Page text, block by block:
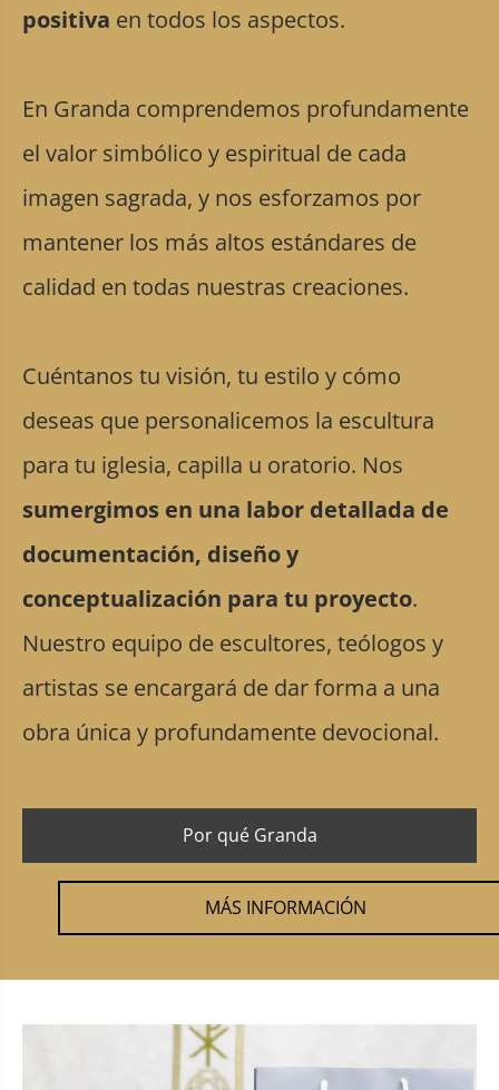
positiva en todos los aspectos.
En Granda comprendemos profundamente
el valor simbólico y espiritual de cada
imagen sagrada, y nos esforzamos por
mantener los más altos estándares de
calidad en todas nuestras creaciones.
Cuéntanos tu visión, tu estilo y cómo
deseas que personalicemos la escultura
para tu iglesia, capilla u oratorio. Nos
sumergimos en una labor detallada de
documentación, diseño y
conceptualización para tu proyecto.
Nuestro equipo de escultores, teólogos y
artistas se encargará de dar forma a una
obra única y profundamente devocional.
Por qué Granda
MÁS INFORMACIÓN